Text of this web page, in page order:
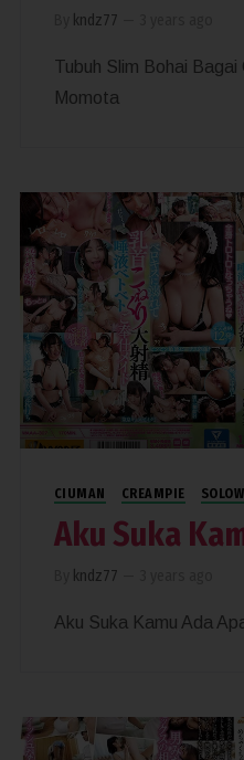
kndz77
Tubuh Slim Bohai
Momota
CIUMAN CREAMPIE
Aku Suka
kndz77
Aku Suka Kamu Ada